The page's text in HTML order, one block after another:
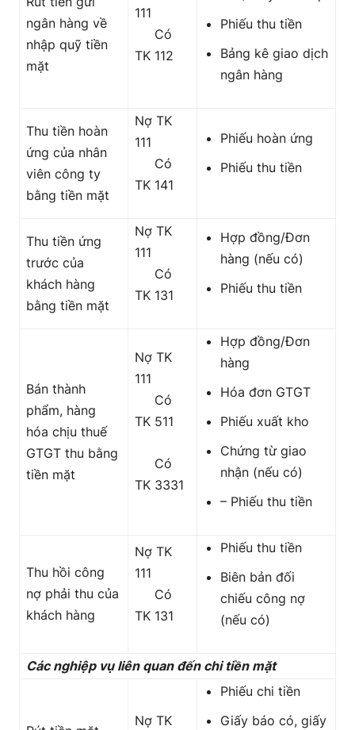
ngân hàng về
nhập quỹ tiền
mặt
111
Có
TK 112
Phiếu thu tiền
Bảng kê giao dịch
ngân hàng
Thu tiền hoàn
ứng của nhân
viên công ty
bằng tiền mặt
Nợ TK
111
Có
TK 141
Phiếu hoàn ứng
Phiếu thu tiền
Thu tiền ứng
trước của
khách hàng
bằng tiền mặt
Nợ TK
111
Có
TK 131
Hợp đồng/Đơn
hàng (nếu có)
Phiếu thu tiền
Bán thành
phẩm, hàng
hóa chịu thuế
GTGT thu bằng
tiền mặt
Nợ TK
111
Có
TK 511
Có
TK 3331
Hợp đồng/Đơn
hàng
Hóa đơn GTGT
Phiếu xuất kho
Chứng từ giao
nhận (nếu có)
– Phiếu thu tiền
Thu hồi công
nợ phải thu của
khách hàng
Nợ TK
111
Có
TK 131
Phiếu thu tiền
Biên bản đối
chiếu công nợ
(nếu có)
Các nghiệp vụ liên quan đến chi tiền mặt
Nợ TK
Phiếu chi tiền
Giấy báo có, giấy